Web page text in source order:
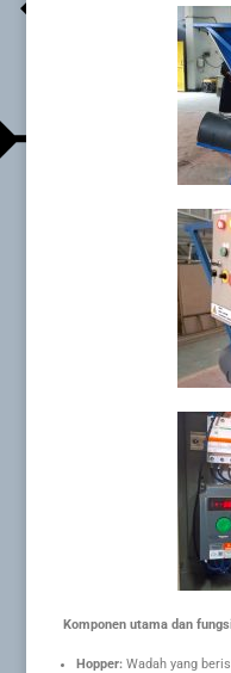
Komponen utama dan
Hopper:Wadah yang